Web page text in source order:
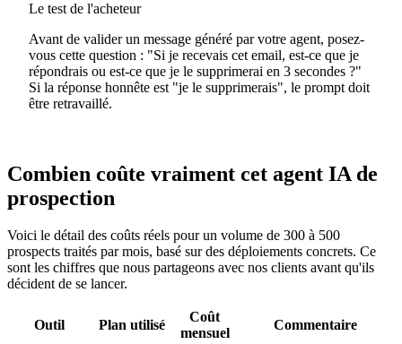
Le test de l'acheteur
Avant de valider un message généré par votre agent, posez-
vous cette question : "Si je recevais cet email, est-ce que je
répondrais ou est-ce que je le supprimerai en 3 secondes ?"
Si la réponse honnête est "je le supprimerais", le prompt doit
être retravaillé.
Combien coûte vraiment cet agent IA de
prospection
Voici le détail des coûts réels pour un volume de 300 à 500
prospects traités par mois, basé sur des déploiements concrets. Ce
sont les chiffres que nous partageons avec nos clients avant qu'ils
décident de se lancer.
Outil Plan utilisé
Coût
mensuel
Commentaire